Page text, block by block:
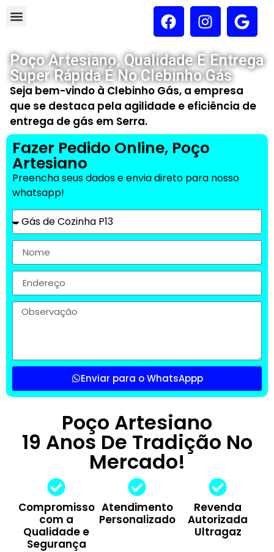
Poço Artesiano, Qualidade E Entrega
Super Rápida É No Clebinho Gás
Seja bem-vindo à Clebinho Gás, a empresa
que se destaca pela agilidade e eficiência de
entrega de gás em Serra.
Fazer Pedido Online, Poço
Artesiano
Preencha seus dados e envia direto para nosso
whatsapp!
Enviar para o WhatsAppp
Poço Artesiano
19 Anos De Tradição No
Mercado!
Compromisso
com a
Qualidade e
Segurança
Atendimento
Personalizado
Revenda
Autorizada
Ultragaz